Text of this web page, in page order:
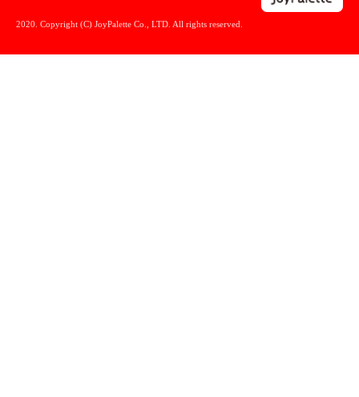
2020. Copyright (C) JoyPalette Co., LTD. All rights reserved.